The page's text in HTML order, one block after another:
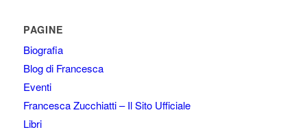
PAGINE
Biografia
Blog di Francesca
Eventi
Francesca Zucchiatti – Il Sito Ufficiale
Libri